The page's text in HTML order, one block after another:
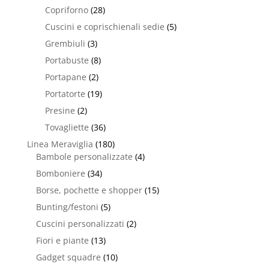
Copriforno (28)
Cuscini e coprischienali sedie (5)
Grembiuli (3)
Portabuste (8)
Portapane (2)
Portatorte (19)
Presine (2)
Tovagliette (36)
Linea Meraviglia (180)
Bambole personalizzate (4)
Bomboniere (34)
Borse, pochette e shopper (15)
Bunting/festoni (5)
Cuscini personalizzati (2)
Fiori e piante (13)
Gadget squadre (10)